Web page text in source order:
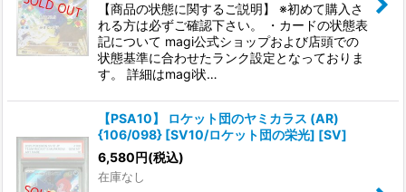
【商品の状態に関するご説明】 ※初めて購入さ
れる方は必ずご確認下さい。 ・カードの状態表
記について magi公式ショップおよび店頭での
状態基準に合わせたランク設定となっておりま
す。 詳細はmagi状…
【PSA10】 ロケット団のヤミカラス (AR)
{106/098} [SV10/ロケット団の栄光] [SV]
6,580円(税込)
在庫なし